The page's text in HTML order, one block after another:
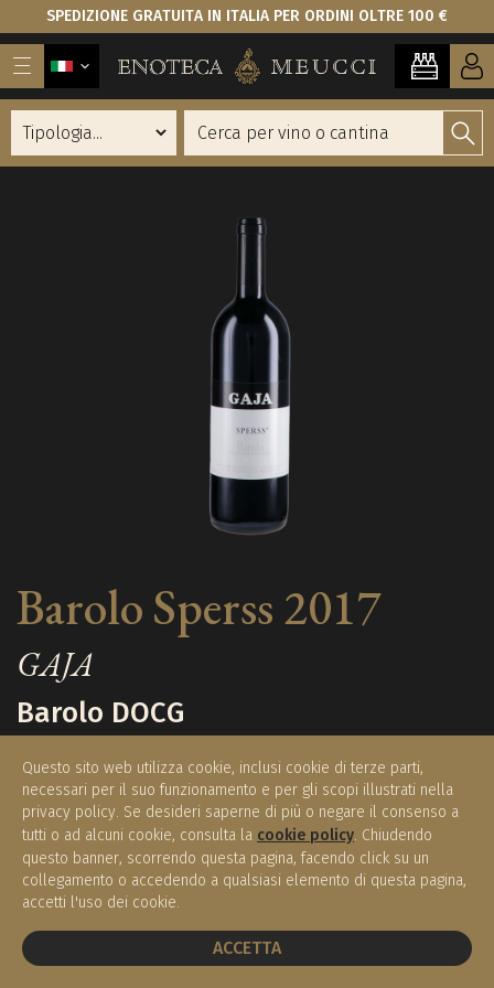
Questo sito web utilizza cookie, inclusi cookie di terze parti,
necessari per il suo funzionamento e per gli scopi illustrati nella
privacy policy. Se desideri saperne di più o negare il consenso a
tutti o ad alcuni cookie, consulta la cookie policy. Chiudendo
questo banner, scorrendo questa pagina, facendo click su un
collegamento o accedendo a qualsiasi elemento di questa pagina,
accetti l'uso dei cookie.
ACCETTA
SPEDIZIONE GRATUITA IN ITALIA PER ORDINI OLTRE 100 €
Barolo Sperss 2017
GAJA
Barolo DOCG
€ 320,00(0,75 l) Disponibile
ACQUISTA
PRENOTA UN TAVOLO